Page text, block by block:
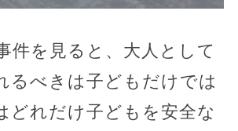
件を見ると、大人として
るべきは子どもだけでは
どれだけ子どもを安全な